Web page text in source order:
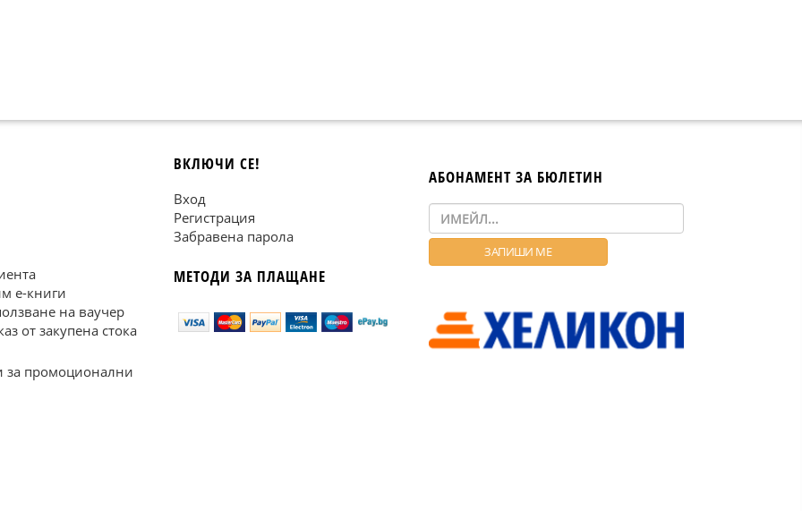
е-книги
на ваучер
от закупена стока
за промоционални
ВКЛЮЧИ СЕ!
Вход
Регистрация
Забравена парола
МЕТОДИ ЗА ПЛАЩАНЕ
АБОНАМЕНТ ЗА БЮЛЕТИН